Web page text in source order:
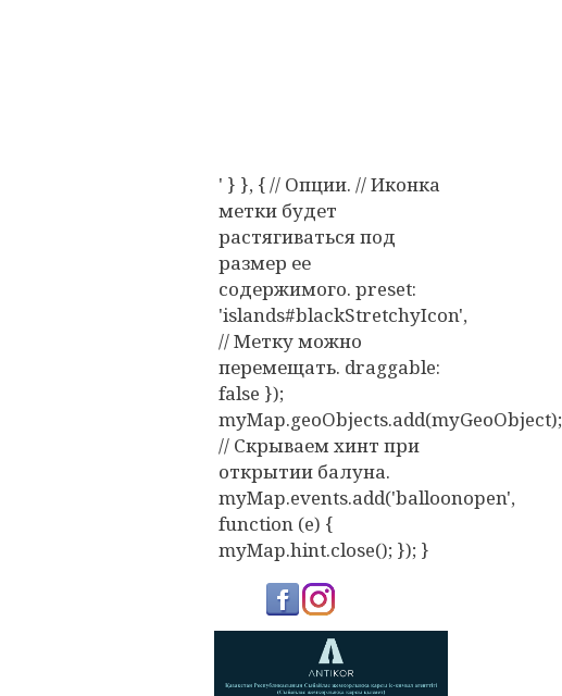
' } }, { // Опции. // Иконка
метки будет
растягиваться под
размер ее
содержимого. preset:
'islands#blackStretchyIcon',
// Метку можно
перемещать. draggable:
false });
myMap.geoObjects.add(myGeoObject);
// Скрываем хинт при
открытии балуна.
myMap.events.add('balloonopen',
function (e) {
myMap.hint.close(); }); }